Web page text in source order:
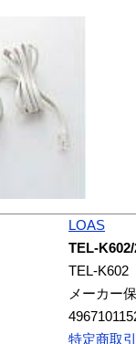
LOAS
TEL-
TEL-K602
メーカー
特定商取